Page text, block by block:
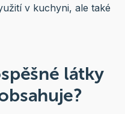
v kuchyni, ale také
látky